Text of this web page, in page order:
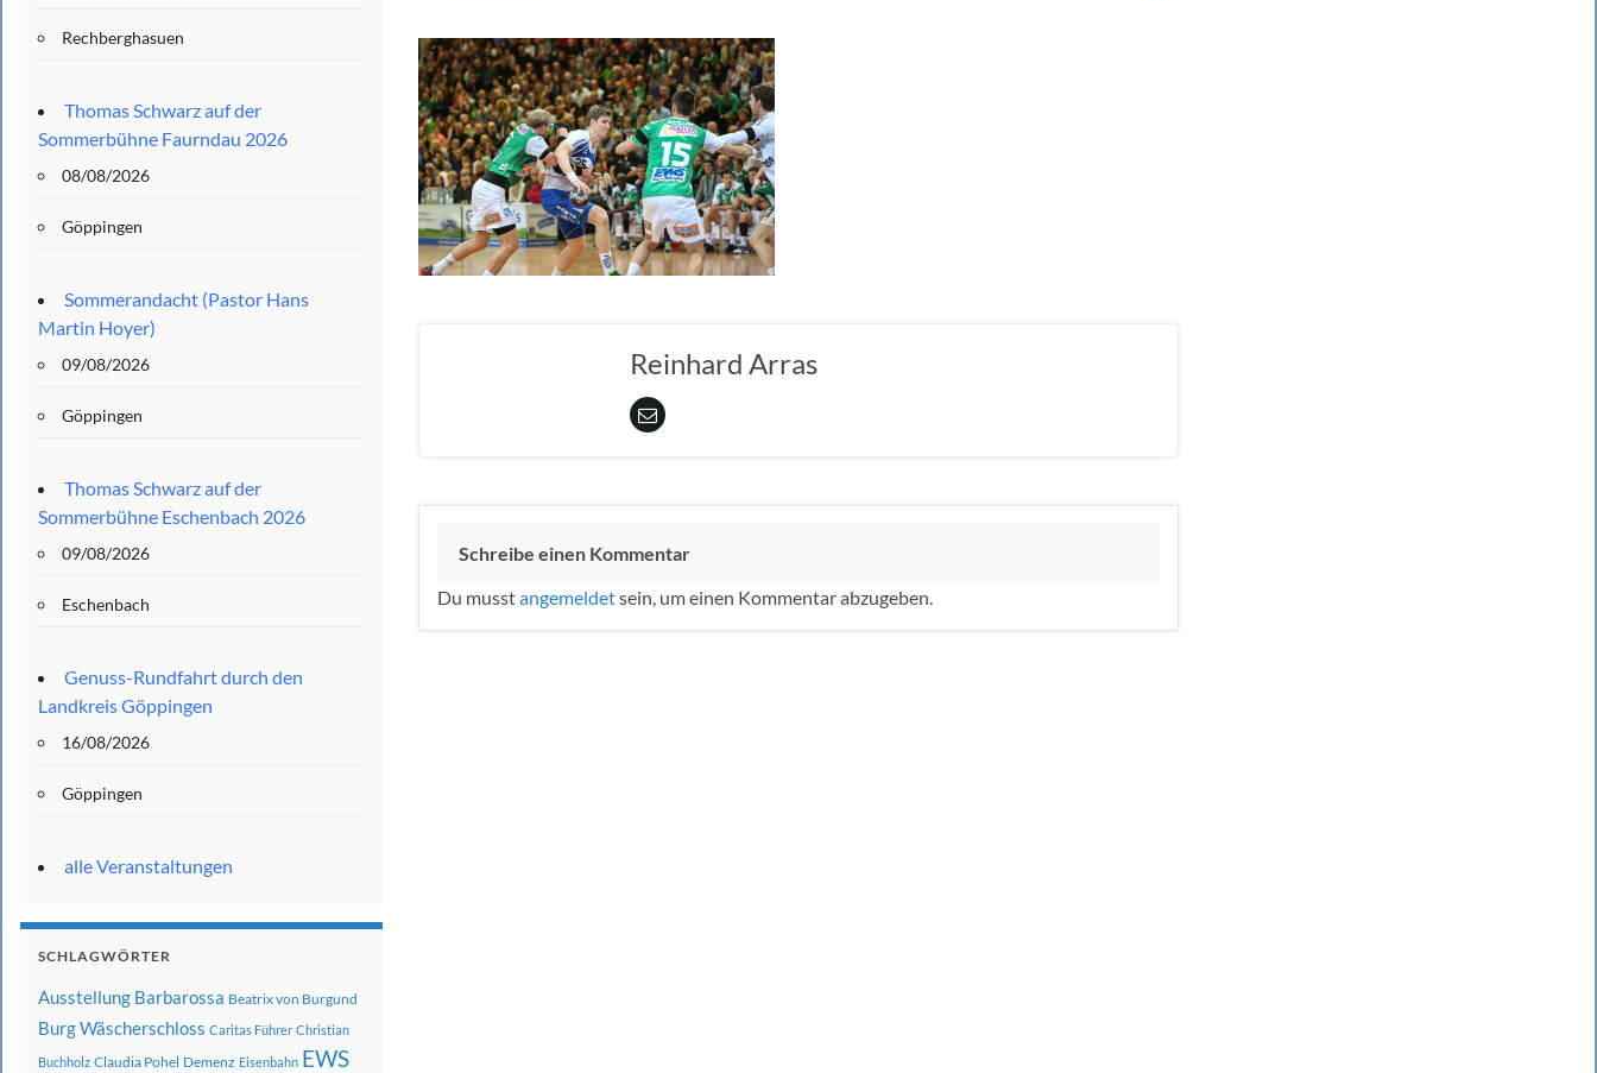
Reinhard Arras
Schreibe einen Kommentar
Du musstangemeldetsein, um einen Kommentar abzugeben.
Rechberghasuen
Thomas Schwarz auf der
Sommerbühne Faurndau 2026
08/08/2026
Göppingen
Sommerandacht (Pastor Hans
Martin Hoyer)
09/08/2026
Göppingen
Thomas Schwarz auf der
Sommerbühne Eschenbach 2026
09/08/2026
Eschenbach
Genuss-Rundfahrt durch den
Landkreis Göppingen
16/08/2026
Göppingen
alle Veranstaltungen
SCHLAGWÖRTER
Ausstellung Barbarossa Beatrix von Burgund
Burg Wäscherschloss Caritas Führer Christian
Buchholz Claudia Pohel Demenz Eisenbahn EWS